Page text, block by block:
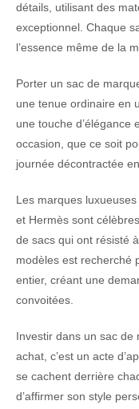
détails, utilisant des
exceptionnel. Chaque
l’essence même de la
Porter un sac de
une tenue ordinaire en
une touche d’élégance
occasion, que ce soit
journée décontractée en
Les marques
et Hermès sont
de sacs qui ont résisté
modèles est recherché
entier, créant une
convoitées.
Investir dans un sac de
achat, c’est un acte
se cachent derrière
d’affirmer son style